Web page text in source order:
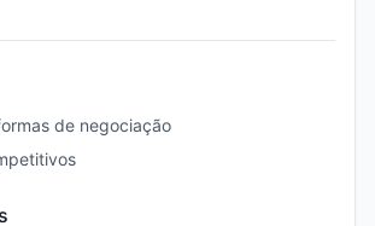
de negociação